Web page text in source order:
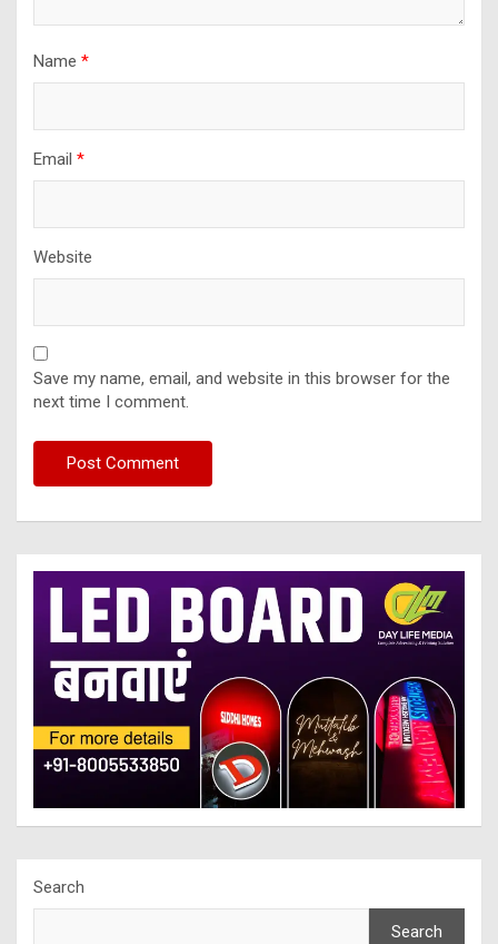
Name *
Email *
Website
Save my name, email, and website in this browser for the
next time I comment.
Search
Search